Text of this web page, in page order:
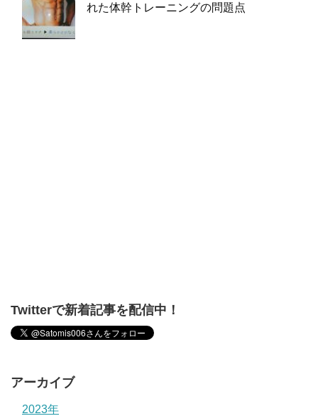
れた体幹トレーニングの問題点
Twitterで新着記事を配信中！
アーカイブ
2023年